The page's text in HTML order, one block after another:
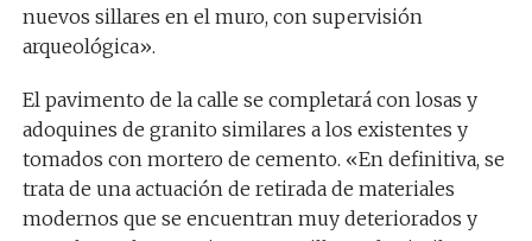
nuevos sillares en el muro, con supervisión
arqueológica».
El pavimento de la calle se completará con losas y
adoquines de granito similares a los existentes y
tomados con mortero de cemento. «En definitiva, se
trata de una actuación de retirada de materiales
modernos que se encuentran muy deteriorados y